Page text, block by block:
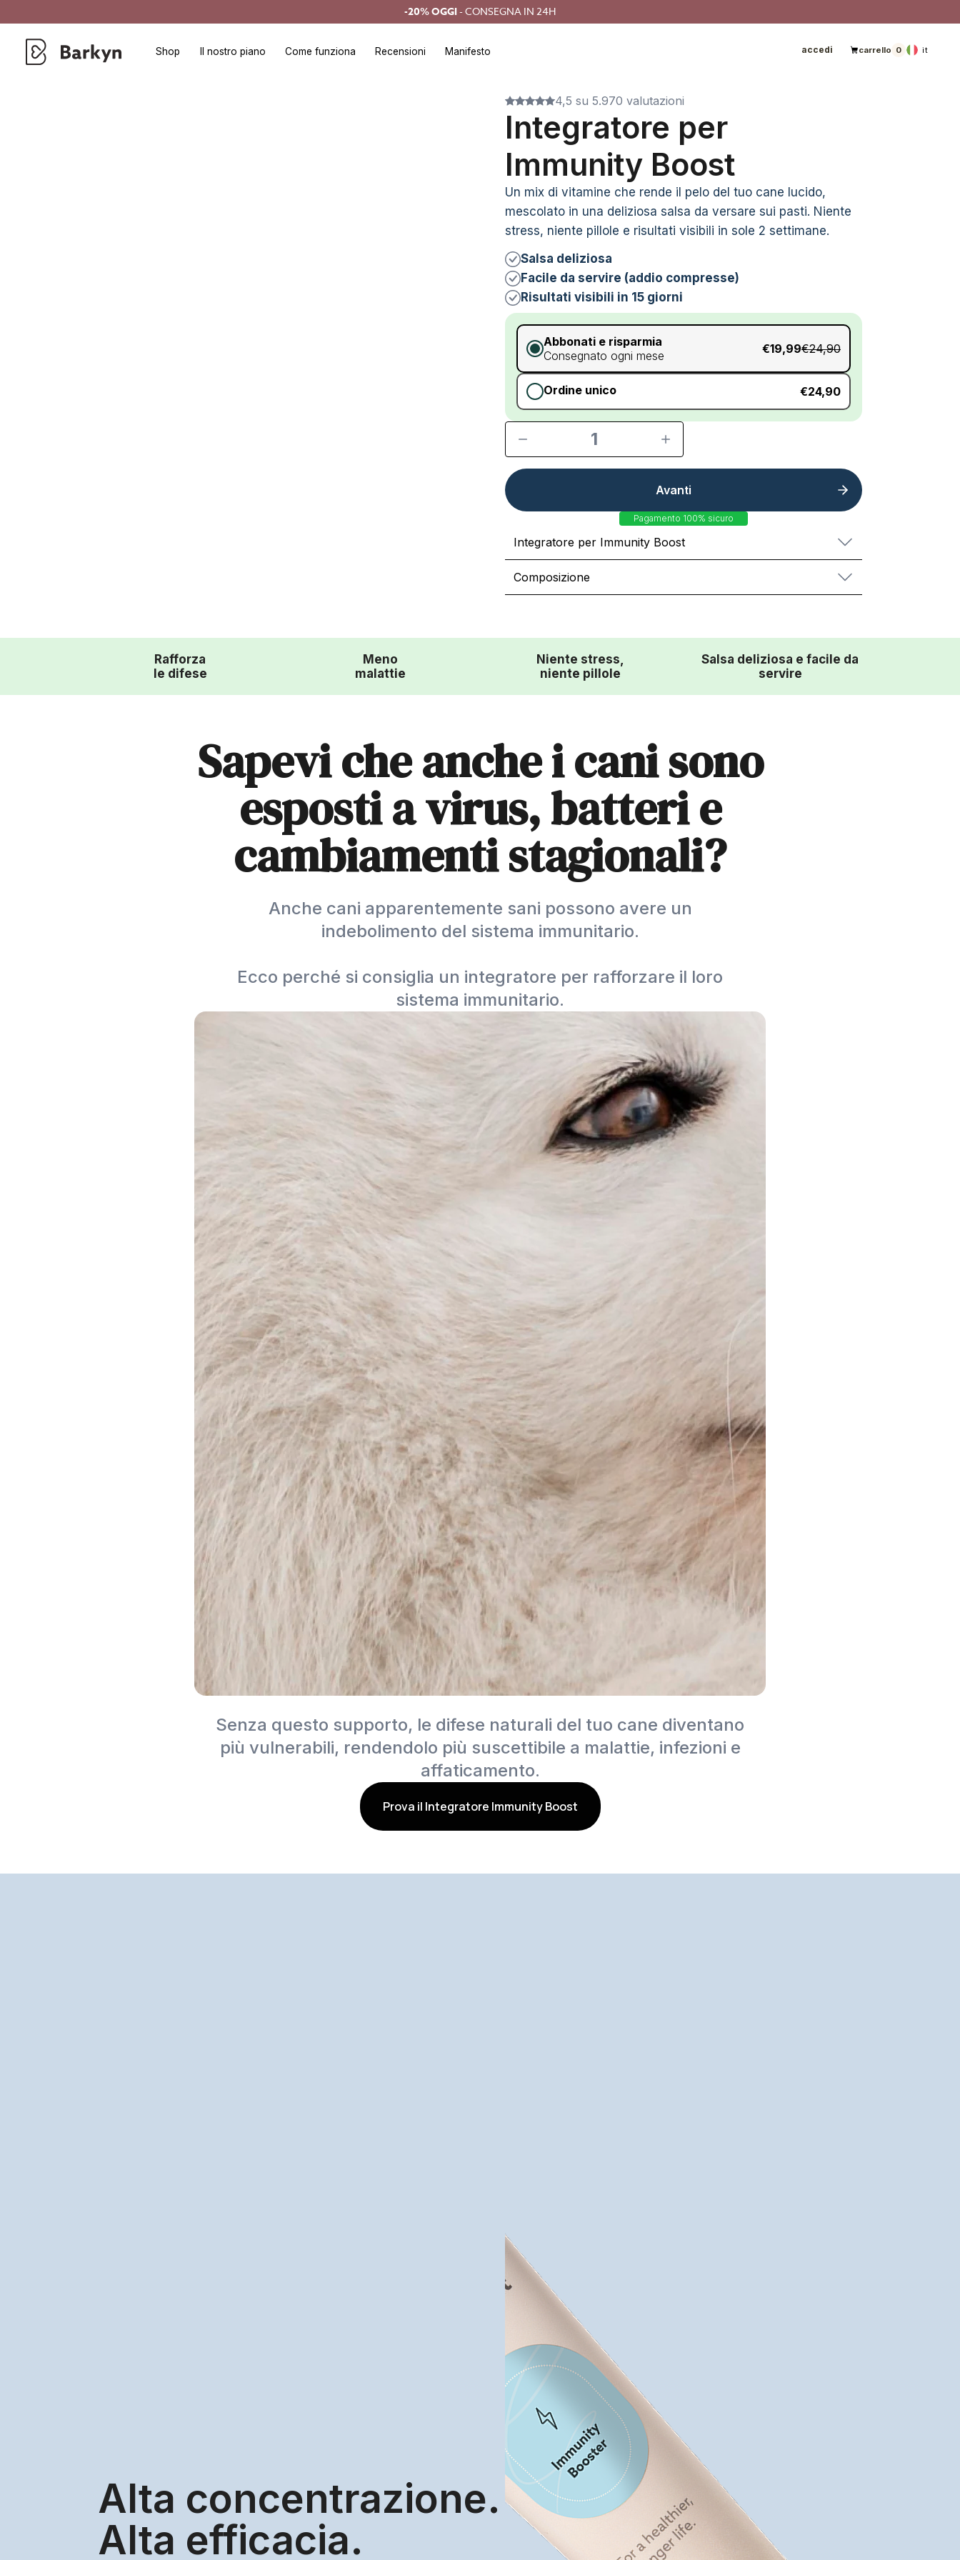
-20% OGGI- CONSEGNA IN 24H
Shop Il nostro piano Come funziona Recensioni Manifesto accedi carrello 0 it
4,5 su 5.970 valutazioni
Integratore per
Immunity Boost
Un mix di vitamine che rende il pelo del tuo cane lucido,
mescolato in una deliziosa salsa da versare sui pasti. Niente
stress, niente pillole e risultati visibili in sole 2 settimane.
Salsa deliziosa
Facile da servire (addio compresse)
Risultati visibili in 15 giorni
Abbonati e risparmia
Consegnato ogni mese
€19,99€24,90
Ordine unico €24,90
1
Avanti
Pagamento 100% sicuro
Integratore per Immunity Boost
Composizione
Rafforza
le difese
Meno
malattie
Niente stress,
niente pillole
Salsa deliziosa e facile da
servire
Sapevi che anche i cani sono
esposti a virus, batteri e
cambiamenti stagionali?
Anche cani apparentemente sani possono avere un
indebolimento del sistema immunitario.
Ecco perché si consiglia un integratore per rafforzare il loro
sistema immunitario.
Senza questo supporto, le difese naturali del tuo cane diventano
più vulnerabili, rendendolo più suscettibile a malattie, infezioni e
affaticamento.
Prova il Integratore Immunity Boost
Alta concentrazione.
Alta efficacia.